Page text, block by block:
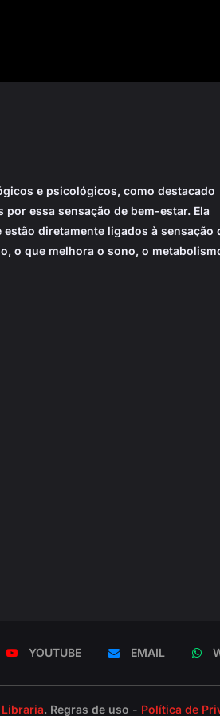
e psicológicos, como destacado
essa sensação de bem-estar. Ela
diretamente ligados à sensação
o que melhora o sono, o
YOUTUBE EMAIL
Libraria. Regras de uso - Política de